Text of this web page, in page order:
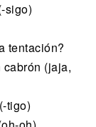
sigo)
tentación?
(jaja,
tigo)